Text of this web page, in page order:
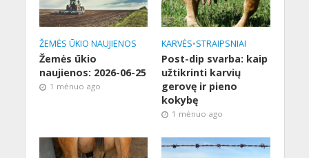
ŽEMĖS ŪKIO NAUJIENOS
Žemės ūkio
naujienos: 2026-06-25
1 mėnuo ago
KARVĖS•STRAIPSNIAI
Post-dip svarba: kaip
užtikrinti karvių
gerovę ir pieno
kokybę
1 mėnuo ago